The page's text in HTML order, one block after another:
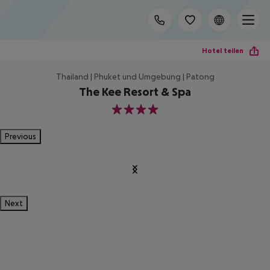
Hotel teilen
Thailand | Phuket und Umgebung | Patong
The Kee Resort & Spa
4
Previous
Next